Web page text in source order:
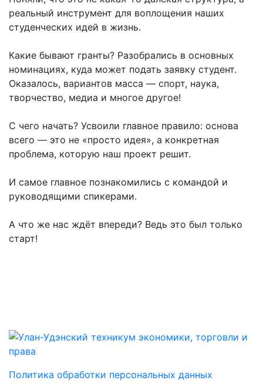
реальный инструмент для воплощения наших
студенческих идей в жизнь.
Какие бывают гранты? Разобрались в основных
номинациях, куда может подать заявку студент.
Оказалось, вариантов масса — спорт, наука,
творчество, медиа и многое другое!
С чего начать? Усвоили главное правило: основа
всего — это не «просто идея», а конкретная
проблема, которую наш проект решит.
И самое главное познакомились с командой и
руководящими спикерами.
А что же нас ждёт впереди? Ведь это был только
старт! ️
Политика обработки персональных данных